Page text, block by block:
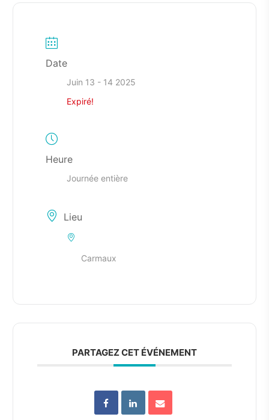
Date
Juin 13 - 14 2025
Expiré!
Heure
Journée entière
Lieu
Carmaux
PARTAGEZ CET ÉVÉNEMENT